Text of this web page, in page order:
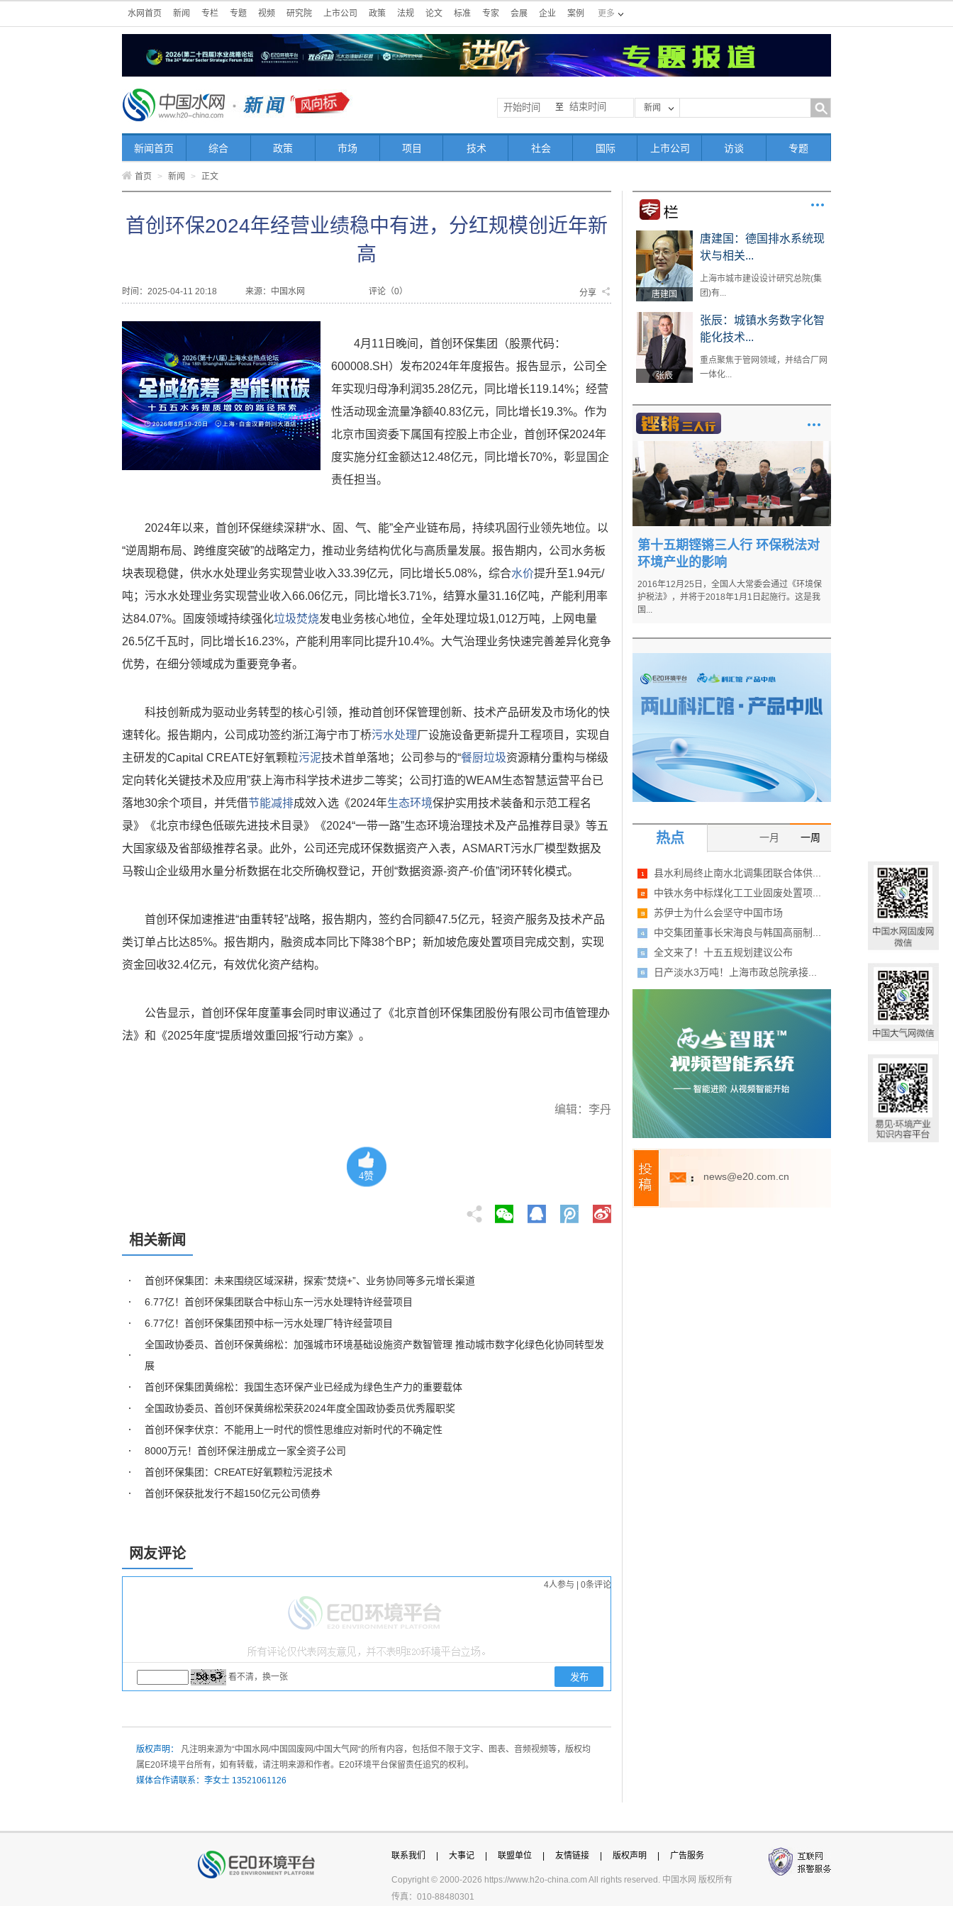
水网首页 新闻 专栏 专题 视频 研究院 上市公司 政策 法规 论文 标准 专家 会展 企业 案例 更多
至 新闻
新闻首页 综合 政策 市场 项目 技术 社会 国际 上市公司 访谈 专题
首页 > 新闻 > 正文
首创环保2024年经营业绩稳中有进，分红规模创近年新
高
时间：2025-04-11 20:18 来源： 中国水网 评论（0） 分享
4月11日晚间，首创环保集团（股票代码：
600008.SH）发布2024年年度报告。报告显示，公司全
年实现归母净利润35.28亿元，同比增长119.14%；经营
性活动现金流量净额40.83亿元，同比增长19.3%。作为
北京市国资委下属国有控股上市企业，首创环保2024年
度实施分红金额达12.48亿元，同比增长70%，彰显国企
责任担当。
2024年以来，首创环保继续深耕“水、固、气、能”全产业链布局，持续巩固行业领先地位。以
“逆周期布局、跨维度突破”的战略定力，推动业务结构优化与高质量发展。报告期内，公司水务板
块表现稳健，供水水处理业务实现营业收入33.39亿元，同比增长5.08%，综合水价提升至1.94元/
吨；污水水处理业务实现营业收入66.06亿元，同比增长3.71%，结算水量31.16亿吨，产能利用率
达84.07%。固废领域持续强化垃圾焚烧发电业务核心地位，全年处理垃圾1,012万吨，上网电量
26.5亿千瓦时，同比增长16.23%，产能利用率同比提升10.4%。大气治理业务快速完善差异化竞争
优势，在细分领域成为重要竞争者。
科技创新成为驱动业务转型的核心引领，推动首创环保管理创新、技术产品研发及市场化的快
速转化。报告期内，公司成功签约浙江海宁市丁桥污水处理厂设施设备更新提升工程项目，实现自
主研发的Capital CREATE好氧颗粒污泥技术首单落地；公司参与的“餐厨垃圾资源精分重构与梯级
定向转化关键技术及应用”获上海市科学技术进步二等奖；公司打造的WEAM生态智慧运营平台已
落地30余个项目，并凭借节能减排成效入选《2024年生态环境保护实用技术装备和示范工程名
录》《北京市绿色低碳先进技术目录》《2024“一带一路”生态环境治理技术及产品推荐目录》等五
大国家级及省部级推荐名录。此外，公司还完成环保数据资产入表，ASMART污水厂模型数据及
马鞍山企业级用水量分析数据在北交所确权登记，开创“数据资源-资产-价值”闭环转化模式。
首创环保加速推进“由重转轻”战略，报告期内，签约合同额47.5亿元，轻资产服务及技术产品
类订单占比达85%。报告期内，融资成本同比下降38个BP；新加坡危废处置项目完成交割，实现
资金回收32.4亿元，有效优化资产结构。
公告显示，首创环保年度董事会同时审议通过了《北京首创环保集团股份有限公司市值管理办
法》和《2025年度“提质增效重回报”行动方案》。
编辑：李丹
4赞
相关新闻
首创环保集团：未来围绕区域深耕，探索“焚烧+”、业务协同等多元增长渠道
6.77亿！首创环保集团联合中标山东一污水处理特许经营项目
6.77亿！首创环保集团预中标一污水处理厂特许经营项目
全国政协委员、首创环保黄绵松：加强城市环境基础设施资产数智管理 推动城市数字化绿色化协同转型发
展
首创环保集团黄绵松：我国生态环保产业已经成为绿色生产力的重要载体
全国政协委员、首创环保黄绵松荣获2024年度全国政协委员优秀履职奖
首创环保李伏京：不能用上一时代的惯性思维应对新时代的不确定性
8000万元！首创环保注册成立一家全资子公司
首创环保集团：CREATE好氧颗粒污泥技术
首创环保获批发行不超150亿元公司债券
网友评论
4人参与 0条评论
看不清，换一张
版权声明：
凡注明来源为“中国水网/中国固废网/中国大气网“的所有内容，包括但不限于文字、图表、音频视频等，版权均
属E20环境平台所有，如有转载，请注明来源和作者。E20环境平台保留责任追究的权利。
媒体合作请联系：李女士 13521061126
唐建国
唐建国：德国排水系统现
状与相关...
上海市城市建设设计研究总院(集
团)有...
张辰
张辰：城镇水务数字化智
能化技术...
重点聚焦于管网领域，并结合厂网
一体化...
第十五期铿锵三人行 环保税法对
环境产业的影响
2016年12月25日，全国人大常委会通过《环境保
护税法》，并将于2018年1月1日起施行。这是我
国...
热点 一周
一月
县水利局终止南水北调集团联合体供...
中铁水务中标煤化工工业固废处置项...
苏伊士为什么会坚守中国市场
中交集团董事长宋海良与韩国高丽制...
全文来了！十五五规划建议公布
日产淡水3万吨！上海市政总院承接...
news@e20.com.cn
联系我们 大事记 联盟单位 友情链接 版权声明 广告服务
Copyright © 2000-2026 https://www.h2o-china.com All rights reserved. 中国水网 版权所有
传真：010-88480301